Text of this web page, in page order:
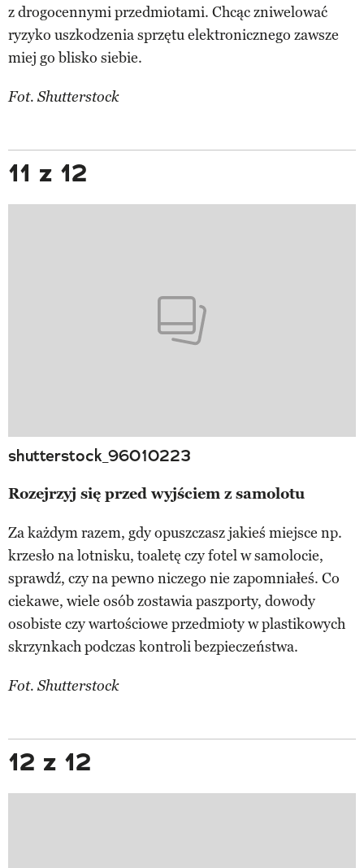
z drogocennymi przedmiotami. Chcąc zniwelować
ryzyko uszkodzenia sprzętu elektronicznego zawsze
miej go blisko siebie.
Fot. Shutterstock
11 z 12
shutterstock_96010223
Rozejrzyj się przed wyjściem z samolotu
Za każdym razem, gdy opuszczasz jakieś miejsce np.
krzesło na lotnisku, toaletę czy fotel w samolocie,
sprawdź, czy na pewno niczego nie zapomniałeś. Co
ciekawe, wiele osób zostawia paszporty, dowody
osobiste czy wartościowe przedmioty w plastikowych
skrzynkach podczas kontroli bezpieczeństwa.
Fot. Shutterstock
12 z 12